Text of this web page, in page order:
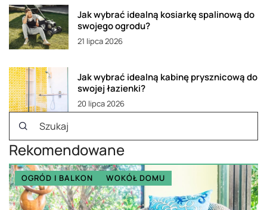
Jak wybrać idealną kosiarkę spalinową do
swojego ogrodu?
21 lipca 2026
Jak wybrać idealną kabinę prysznicową do
swojej łazienki?
20 lipca 2026
Rekomendowane
OGRÓD I BALKON WOKÓŁ DOMU